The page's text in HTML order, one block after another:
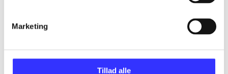
Marketing
Tillad alle